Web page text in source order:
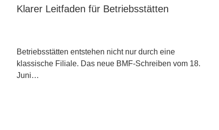
Klarer Leitfaden für Betriebsstätten
Betriebsstätten entstehen nicht nur durch eine
klassische Filiale. Das neue BMF-Schreiben vom 18.
Juni…